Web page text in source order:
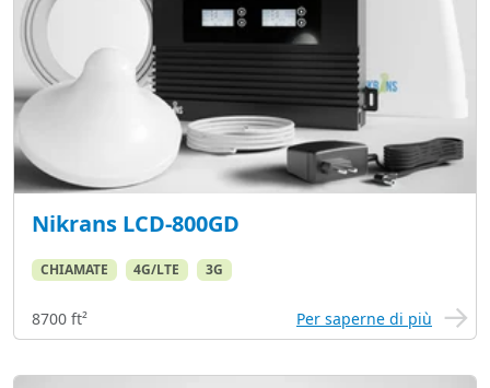
Nikrans LCD-800GD
CHIAMATE 4G/LTE 3G
8700 ft² Per saperne di più